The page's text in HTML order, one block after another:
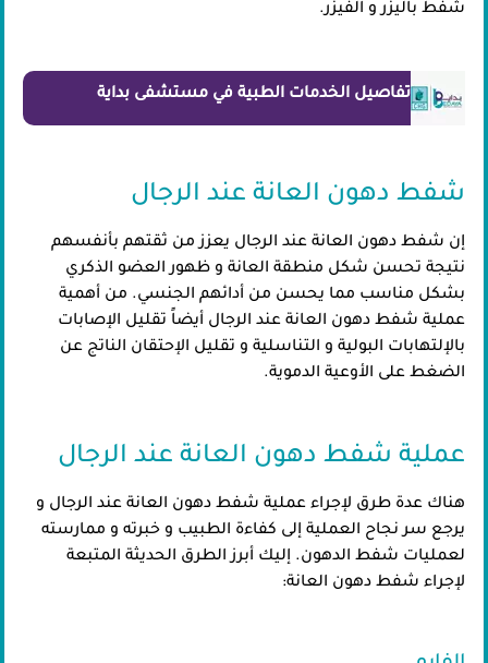
شفط باليزر و الفيزر.
تفاصيل الخدمات الطبية في مستشفى بداية
شفط دهون العانة عند الرجال
إن شفط دهون العانة عند الرجال يعزز من ثقتهم بأنفسهم
نتيجة تحسن شكل منطقة العانة و ظهور العضو الذكري
بشكل مناسب مما يحسن من أدائهم الجنسي. من أهمية
عملية شفط دهون العانة عند الرجال أيضاً تقليل الإصابات
بالإلتهابات البولية و التناسلية و تقليل الإحتقان الناتج عن
الضغط على الأوعية الدموية.
عملية شفط دهون العانة عند الرجال
هناك عدة طرق لإجراء عملية شفط دهون العانة عند الرجال و
يرجع سر نجاح العملية إلى كفاءة الطبيب و خبرته و ممارسته
لعمليات شفط الدهون. إليك أبرز الطرق الحديثة المتبعة
لإجراء شفط دهون العانة: